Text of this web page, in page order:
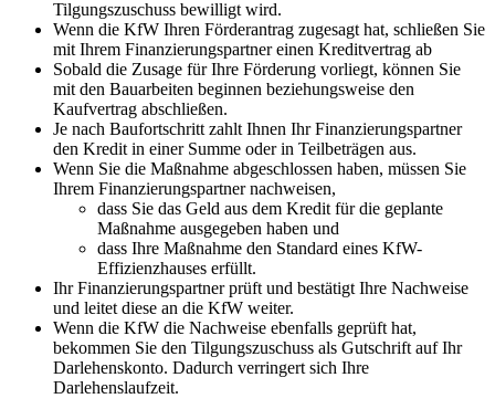
Tilgungszuschuss bewilligt wird.
Wenn die KfW Ihren Förderantrag zugesagt hat, schließen Sie
mit Ihrem Finanzierungspartner einen Kreditvertrag ab
Sobald die Zusage für Ihre Förderung vorliegt, können Sie
mit den Bauarbeiten beginnen beziehungsweise den
Kaufvertrag abschließen.
Je nach Baufortschritt zahlt Ihnen Ihr Finanzierungspartner
den Kredit in einer Summe oder in Teilbeträgen aus.
Wenn Sie die Maßnahme abgeschlossen haben, müssen Sie
Ihrem Finanzierungspartner nachweisen,
dass Sie das Geld aus dem Kredit für die geplante
Maßnahme ausgegeben haben und
dass Ihre Maßnahme den Standard eines KfW-
Effizienzhauses erfüllt.
Ihr Finanzierungspartner prüft und bestätigt Ihre Nachweise
und leitet diese an die KfW weiter.
Wenn die KfW die Nachweise ebenfalls geprüft hat,
bekommen Sie den Tilgungszuschuss als Gutschrift auf Ihr
Darlehenskonto. Dadurch verringert sich Ihre
Darlehenslaufzeit.